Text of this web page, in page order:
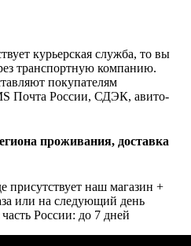
курьерская служба, то вы
транспортную компанию.
покупателям
Почта России, СДЭК, авито-
проживания, доставка
присутствует наш магазин +
или на следующий день
России: до 7 дней